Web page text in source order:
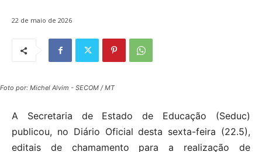
22 de maio de 2026
Foto por: Michel Alvim - SECOM / MT
A Secretaria de Estado de Educação (Seduc)
publicou, no Diário Oficial desta sexta-feira (22.5),
editais de chamamento para a realização de